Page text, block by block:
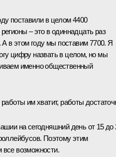
поставили в целом 4400
– это в одиннадцать раз
в этом году мы поставим 7700. Я
цифру назвать в целом, но мы
именно общественный
им хватит, работы
на сегодняшний день от 15 до
Поэтому этим
все возможности.